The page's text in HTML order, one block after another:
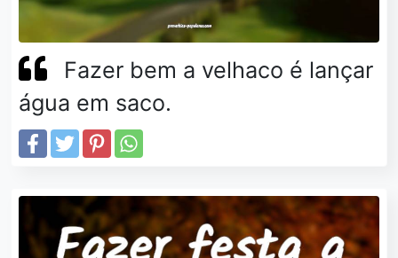
Fazer bem a velhaco é lançar
água em saco.